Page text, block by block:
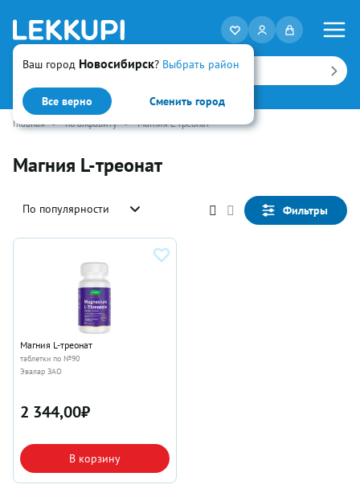
Ваш город Новосибирск? Выбрать район
Все верно Сменить город
Искать
Главная • по алфавиту • Магния L-треонат
Магния L-треонат
По популярности Фильтры
Магния L-треонат
таблетки по №90
Эвалар ЗАО
2 344,00₽
В корзину